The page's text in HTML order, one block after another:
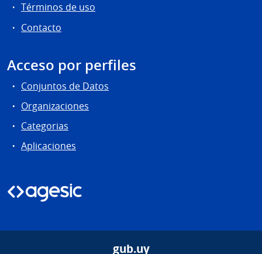
Términos de uso
Contacto
Acceso por perfiles
Conjuntos de Datos
Organizaciones
Categorias
Aplicaciones
gub.uy